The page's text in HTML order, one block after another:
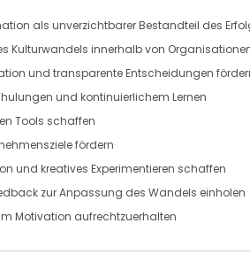
als unverzichtbarer Bestandteil des
Kulturwandels innerhalb von
und transparenteEntscheidungen
und kontinuierlichem Lernen
Tools schaffen
fördern
und kreatives Experimentieren schaffen
zur Anpassung des Wandels einholen
Motivation aufrechtzuerhalten